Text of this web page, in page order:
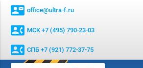
contact_mail office@ultra-f.ru
contact_phone МСК +7 (495) 790-23-03
contact_phone СПБ +7 (921) 772-37-75